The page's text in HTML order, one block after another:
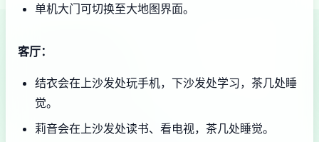
单机大门可切换至大地图界面。
客厅：
结衣会在上沙发处玩手机，下沙发处学习，茶几处睡
觉。
莉音会在上沙发处读书、看电视，茶几处睡觉。